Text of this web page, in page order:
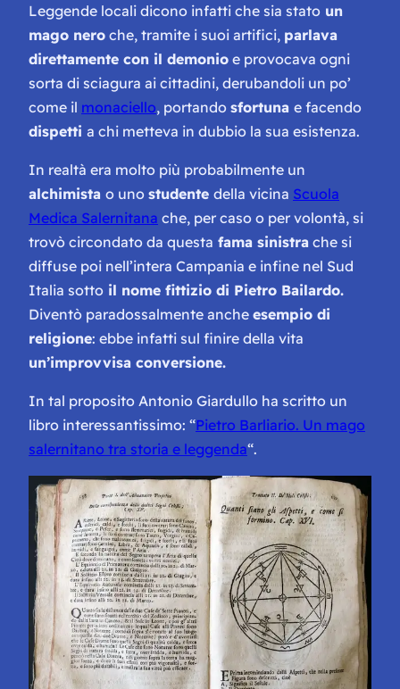
Leggende locali dicono infatti che sia stato un
mago nero che, tramite i suoi artifici, parlava
direttamente con il demonio e provocava ogni
sorta di sciagura ai cittadini, derubandoli un po’
come il monaciello, portando sfortuna e facendo
dispetti a chi metteva in dubbio la sua esistenza.
In realtà era molto più probabilmente un
alchimista o uno studente della vicina Scuola
Medica Salernitana che, per caso o per volontà, si
trovò circondato da questa fama sinistra che si
diffuse poi nell’intera Campania e infine nel Sud
Italia sotto il nome fittizio di Pietro Bailardo.
Diventò paradossalmente anche esempio di
religione: ebbe infatti sul finire della vita
un’improvvisa conversione.
In tal proposito Antonio Giardullo ha scritto un
libro interessantissimo: “Pietro Barliario. Un mago
salernitano tra storia e leggenda“.